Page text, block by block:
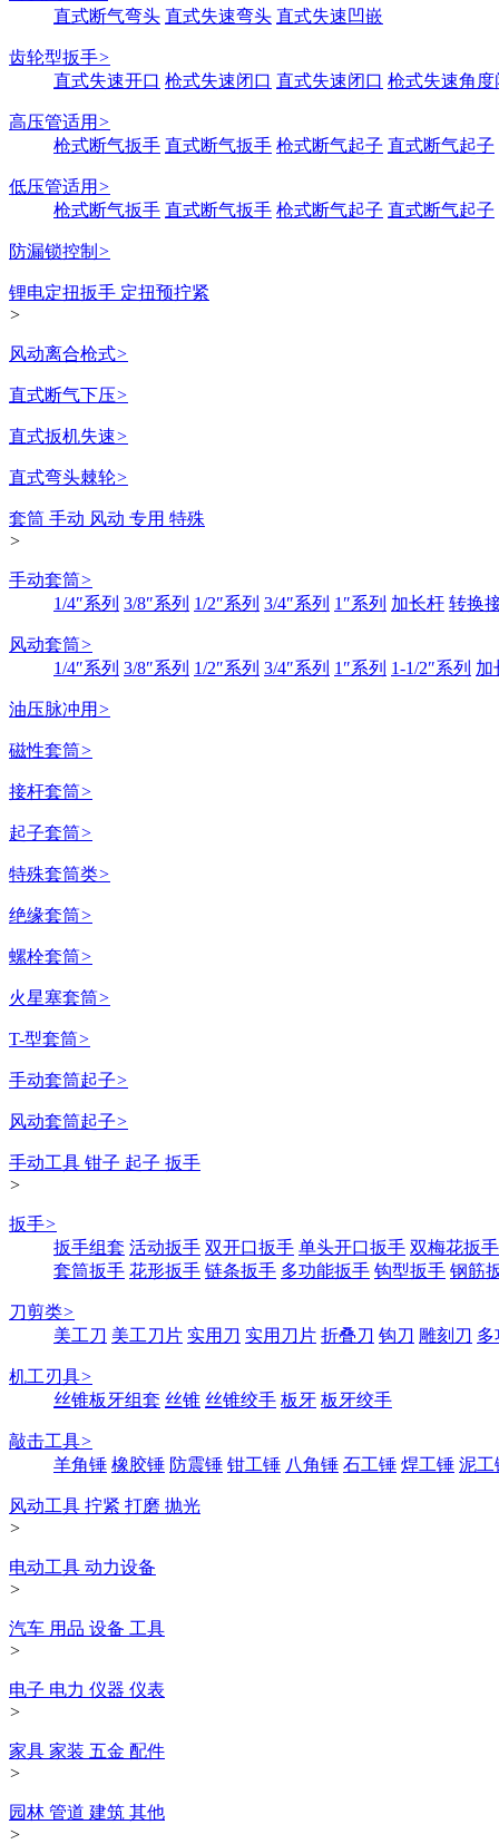
直式断气弯头 直式失速弯头 直式失速凹嵌
齿轮型扳手>
直式失速开口 枪式失速闭口 直式失速闭口 枪式失速角度
高压管适用 >
枪式断气扳手 直式断气扳手 枪式断气起子 直式断气起子
低压管适用 >
枪式断气扳手 直式断气扳手 枪式断气起子 直式断气起子
防漏锁控制 >
锂电定扭扳手 定扭预拧紧
>
风动离合枪式>
直式断气下压>
直式扳机失速>
直式弯头棘轮>
套筒 手动 风动 专用 特殊
>
手动套筒>
1/4″系列 3/8″系列 1/2″系列 3/4″系列 1″系列 加长杆 转换
风动套筒>
1/4″系列 3/8″系列 1/2″系列 3/4″系列 1″系列 1-1/2″系列 加
油压脉冲用 >
磁性套筒>
接杆套筒>
起子套筒>
特殊套筒类>
绝缘套筒>
螺栓套筒>
火星塞套筒>
T-型套筒>
手动套筒起子>
风动套筒起子>
手动工具 钳子 起子 扳手
>
扳手>
扳手组套 活动扳手 双开口扳手 单头开口扳手 双梅花扳手
套筒扳手 花形扳手 链条扳手 多功能扳手 钩型扳手 钢筋
刀剪类>
美工刀 美工刀片 实用刀 实用刀片 折叠刀 钩刀 雕刻刀 多
机工刃具>
丝锥板牙组套 丝锥 丝锥绞手 板牙 板牙绞手
敲击工具>
羊角锤 橡胶锤 防震锤 钳工锤 八角锤 石工锤 焊工锤 泥工
风动工具 拧紧 打磨 抛光
>
电动工具 动力设备
>
汽车 用品 设备 工具
>
电子 电力 仪器 仪表
>
家具 家装 五金 配件
>
园林 管道 建筑 其他
>